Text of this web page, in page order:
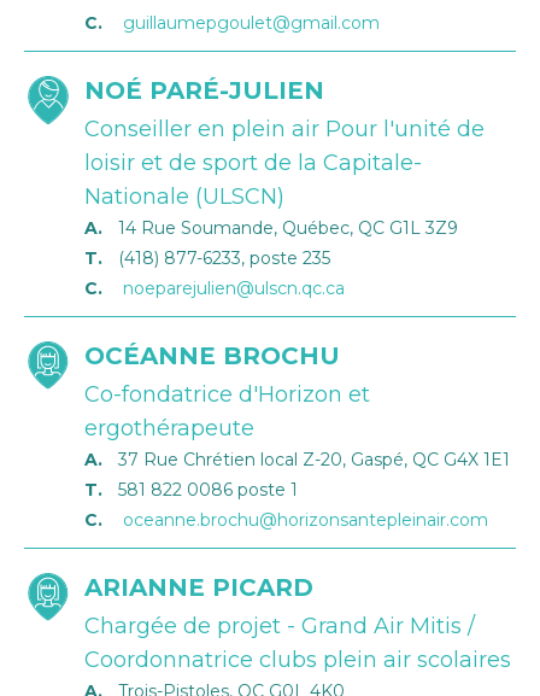
C.
guillaumepgoulet@gmail.com
NOÉ PARÉ-JULIEN
Conseiller en plein air Pour l'unité de
loisir et de sport de la Capitale-
Nationale (ULSCN)
A.
14 Rue Soumande, Québec, QC G1L 3Z9
T.
(418) 877-6233, poste 235
C.
noeparejulien@ulscn.qc.ca
OCÉANNE BROCHU
Co-fondatrice d'Horizon et
ergothérapeute
A.
37 Rue Chrétien local Z-20, Gaspé, QC G4X 1E1
T.
581 822 0086 poste 1
C.
oceanne.brochu@horizonsantepleinair.com
ARIANNE PICARD
Chargée de projet - Grand Air Mitis /
Coordonnatrice clubs plein air scolaires
A. Trois-Pistoles, QC G0L 4K0